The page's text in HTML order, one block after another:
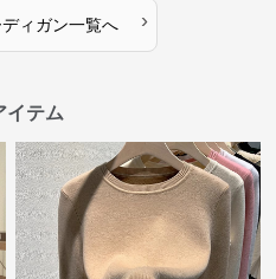
ィガン一覧へ ›
イテム